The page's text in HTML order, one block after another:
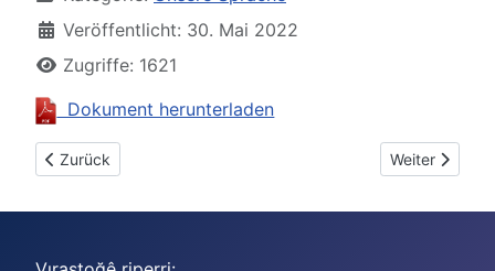
Veröffentlicht: 30. Mai 2022
Zugriffe: 1621
Dokument herunterladen
Vorheriger Beitrag: EINFLÜSSE DES DEUTSCHEN AUF DIE
Zurück Nächster
Weiter